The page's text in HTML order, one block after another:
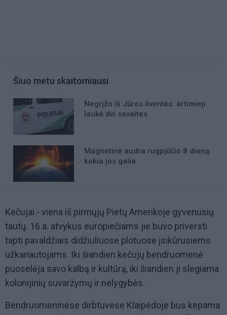
Šiuo metu skaitomiausi
Negrįžo iš Jūros šventės: artimieji
laukė dvi savaites
Magnetinė audra rugpjūčio 8 dieną:
kokia jos galia
Kečujai - viena iš pirmųjų Pietų Amerikoje gyvenusių
tautų. 16 a. atvykus europiečiams jie buvo priversti
tapti pavaldžiais didžiuliuose plotuose įsikūrusiems
užkariautojams. Iki šiandien kečujų bendruomenė
puoselėja savo kalbą ir kultūrą, iki šiandien ji slegiama
kolonijinių suvaržymų ir nelygybės.
Bendruomeninėse dirbtuvėse Klaipėdoje bus kepama